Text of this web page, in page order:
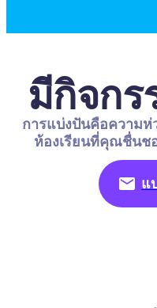
มีกิจกร
การแบ่งปันคือความห่
ห้องเรียนที่คุณชื่นช
แ